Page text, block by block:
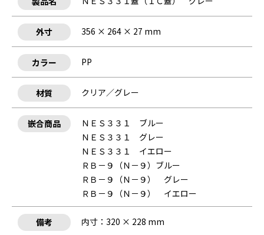
外寸 356 × 264 × 27 mm
カラー PP
材質 クリア／グレー
嵌合商品
ＮＥＳ３３１ ブルー
ＮＥＳ３３１ グレー
ＮＥＳ３３１ イエロー
ＲＢ－９（Ｎ－９）ブルー
ＲＢ－９（Ｎ－９） グレー
ＲＢ－９（Ｎ－９） イエロー
備考 内寸：320 × 228 mm